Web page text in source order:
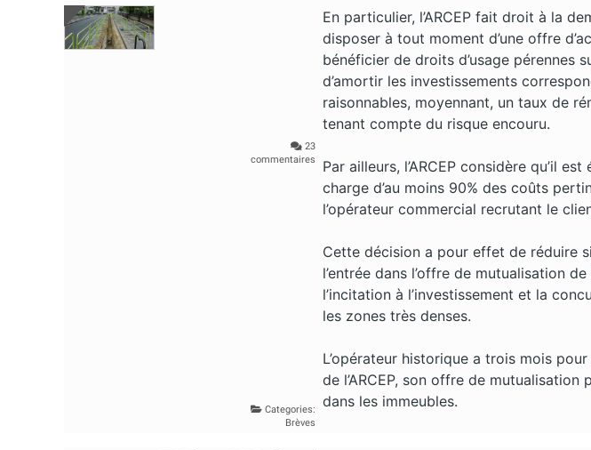
23
commentaires
Categories:
Brèves
En particulier, l’ARCEP fait droit à la
disposer à tout moment d’une offre
bénéficier de droits d’usage pérennes
d’amortir les investissements
raisonnables, moyennant, un taux de
tenant compte du risque encouru.
Par ailleurs, l’ARCEP considère qu’il
charge d’au moins 90% des coûts
l’opérateur commercial recrutant le
Cette décision a pour effet de réduire
l’entrée dans l’offre de mutualisation
l’incitation à l’investissement et la
les zones très denses.
L’opérateur historique a trois mois
de l’ARCEP, son offre de
dans les immeubles.